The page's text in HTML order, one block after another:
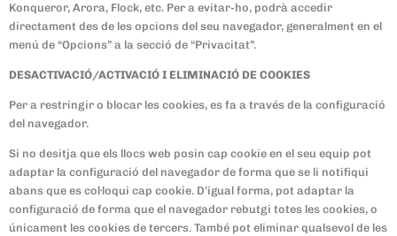
Konqueror, Arora, Flock, etc. Per a evitar-ho, podrà accedir
directament des de les opcions del seu navegador, generalment en el
menú de “Opcions” a la secció de “Privacitat”.
DESACTIVACIÓ/ACTIVACIÓ I ELIMINACIÓ DE COOKIES
Per a restringir o blocar les cookies, es fa a través de la configuració
del navegador.
Si no desitja que els llocs web posin cap cookie en el seu equip pot
adaptar la configuració del navegador de forma que se li notifiqui
abans que es col·loqui cap cookie. D’igual forma, pot adaptar la
configuració de forma que el navegador rebutgi totes les cookies, o
únicament les cookies de tercers. També pot eliminar qualsevol de les